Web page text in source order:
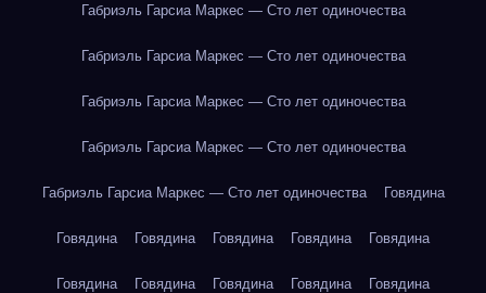
Габриэль Гарсиа Маркес — Сто лет одиночества
Габриэль Гарсиа Маркес — Сто лет одиночества
Габриэль Гарсиа Маркес — Сто лет одиночества
Габриэль Гарсиа Маркес — Сто лет одиночества
Габриэль Гарсиа Маркес — Сто лет одиночества Говядина
Говядина Говядина Говядина Говядина Говядина
Говядина Говядина Говядина Говядина Говядина